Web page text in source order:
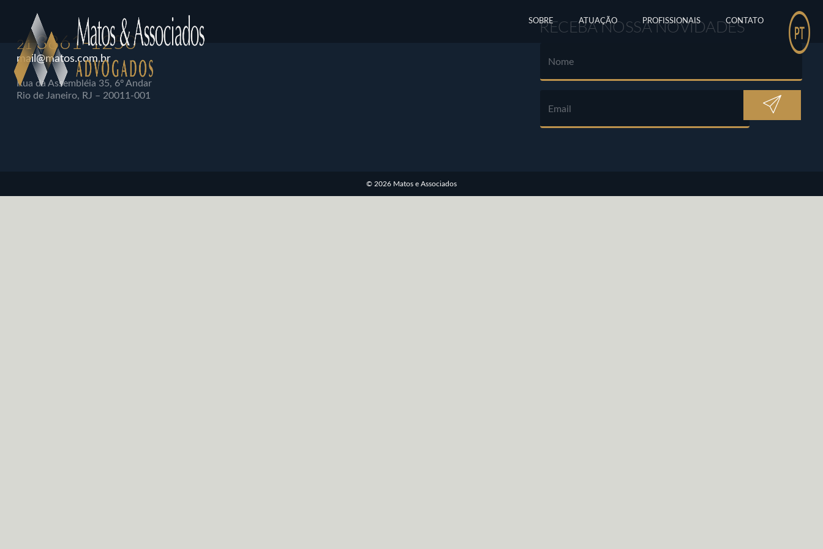
SOBRE ATUAÇÃO PROFISSIONAIS CONTATO
213861-1250
mail@matos.com.br
Rua da Assembléia 35, 6º Andar
Rio de Janeiro, RJ – 20011-001
RECEBA NOSSA NOVIDADES
© 2026 Matos e Associados